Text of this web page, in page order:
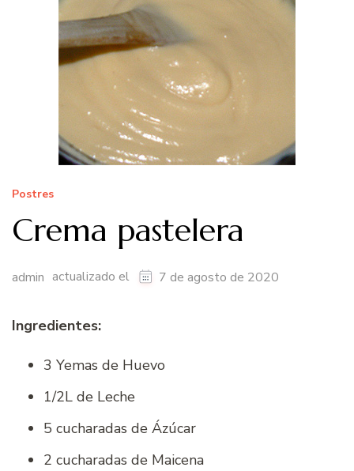
Postres
Crema pastelera
admin actualizado el 7 de agosto de 2020
Ingredientes:
3 Yemas de Huevo
1/2L de Leche
5 cucharadas de Ázúcar
2 cucharadas de Maicena